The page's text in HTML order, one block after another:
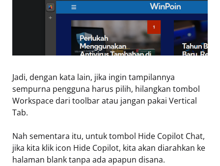
Jadi, dengan kata lain, jika ingin tampilannya
sempurna pengguna harus pilih, hilangkan tombol
Workspace dari toolbar atau jangan pakai Vertical
Tab.
Nah sementara itu, untuk tombol Hide Copilot Chat,
jika kita klik icon Hide Copilot, kita akan diarahkan ke
halaman blank tanpa ada apapun disana.